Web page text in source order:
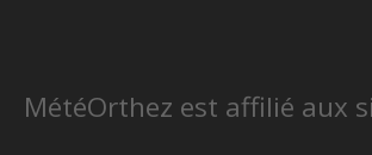
MétéOrthez est affilié aux